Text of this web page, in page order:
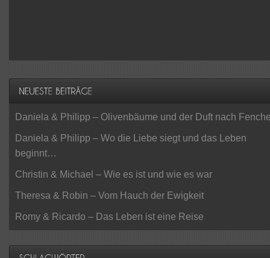
Daniela & Philipp – Olivenbäume und der Duft nach
Daniela & Philipp – Wo die Liebe siegt und das Leben
beginnt…
Christin & Michael – Wie es ist und wie es war
Theresa & Robin – Vom Hauch der Ewigkeit
Romy & Ricardo – Das Leben ist eine Reise